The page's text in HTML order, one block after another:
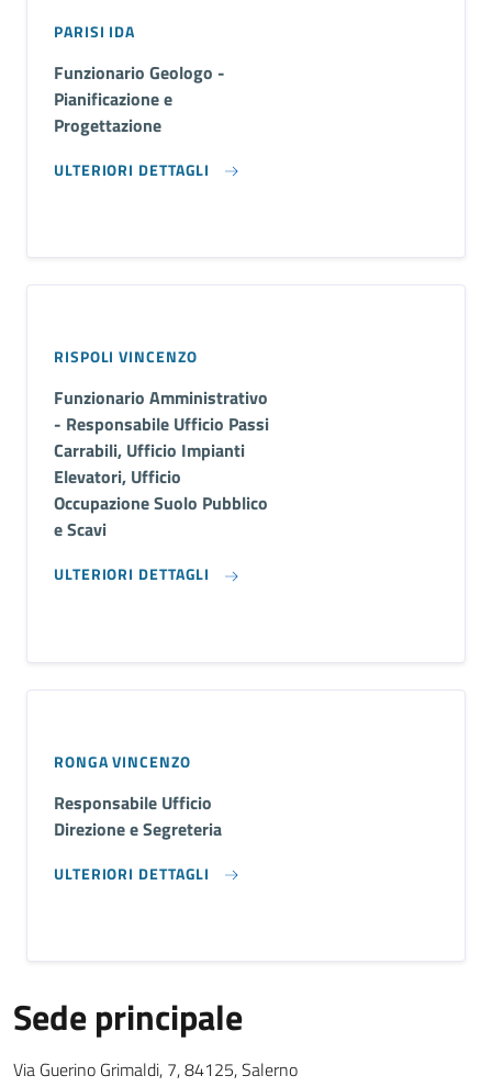
PARISI IDA
Funzionario Geologo -
Pianificazione e
Progettazione
ULTERIORI DETTAGLI
RISPOLI VINCENZO
Funzionario Amministrativo
- Responsabile Ufficio Passi
Carrabili, Ufficio Impianti
Elevatori, Ufficio
Occupazione Suolo Pubblico
e Scavi
ULTERIORI DETTAGLI
RONGA VINCENZO
Responsabile Ufficio
Direzione e Segreteria
ULTERIORI DETTAGLI
Sede principale
Sede Principale testuale
Via Guerino Grimaldi, 7, 84125, Salerno